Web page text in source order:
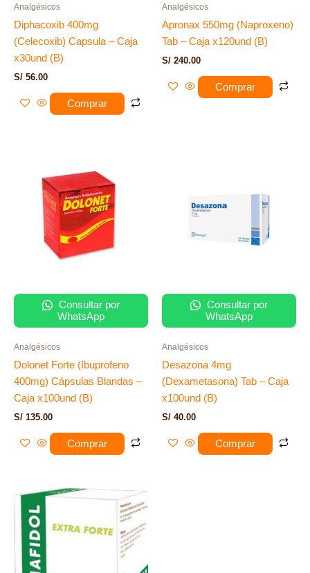
Analgésicos
Diphacoxib 400mg
(Celecoxib) Capsula – Caja
x30und (B)
S/ 56.00
Comprar
Analgésicos
Apronax 550mg (Naproxeno)
Tab – Caja x120und (B)
S/ 240.00
Comprar
Consultar por
WhatsApp
Analgésicos
Dolonet Forte (Ibuprofeno
400mg) Cápsulas Blandas –
Caja x100und (B)
S/ 135.00
Comprar
Consultar por
WhatsApp
Analgésicos
Desazona 4mg
(Dexametasona) Tab – Caja
x100und (B)
S/ 40.00
Comprar